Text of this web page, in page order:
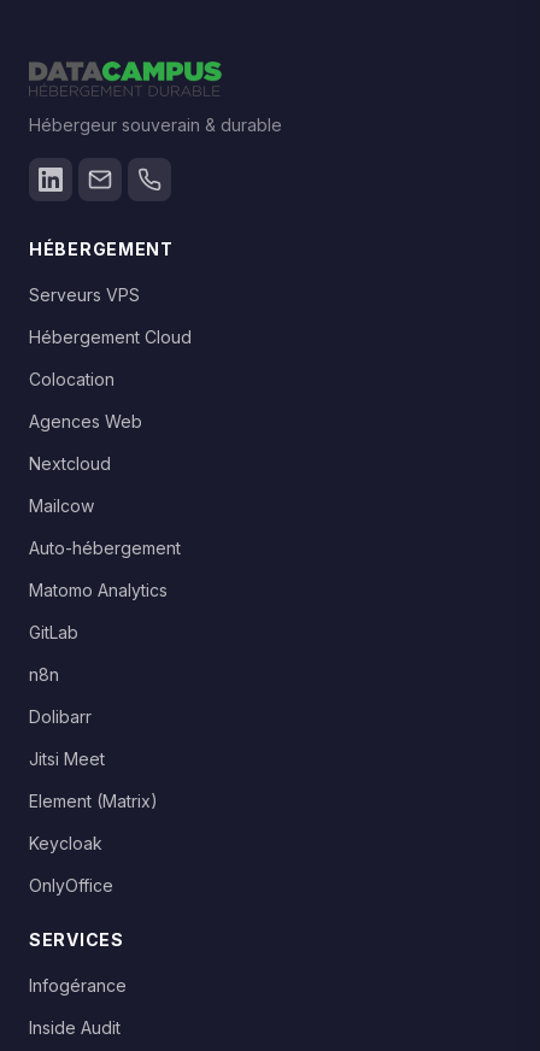
Hébergeur souverain & durable
HÉBERGEMENT
Serveurs VPS
Hébergement Cloud
Colocation
Agences Web
Nextcloud
Mailcow
Auto-hébergement
Matomo Analytics
GitLab
n8n
Dolibarr
Jitsi Meet
Element (Matrix)
Keycloak
OnlyOffice
SERVICES
Infogérance
Inside Audit